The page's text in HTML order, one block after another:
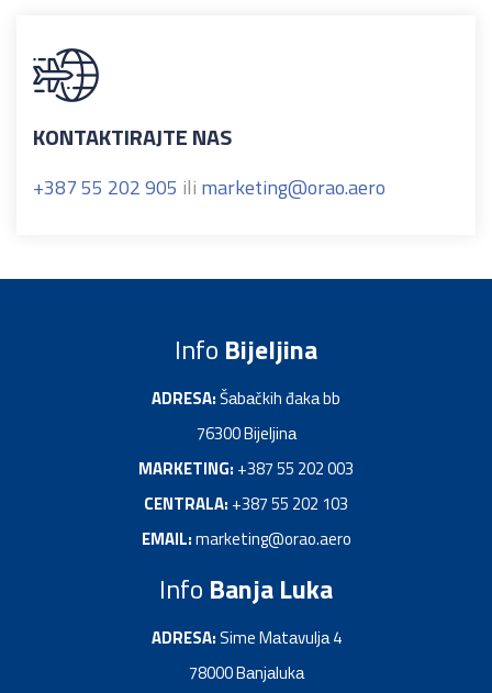
KONTAKTIRAJTE NAS
+387 55 202 905 ili marketing@orao.aero
Info Bijeljina
ADRESA:Šаbаčkih đakа bb
76300 Bijeljinа
MARKETING: +387 55 202 003
CENTRALA: +387 55 202 103
EMAIL:marketing@orao.aero
Info Banja Luka
ADRESA:Sime Mаtаvuljа 4
78000 Bаnjаlukа